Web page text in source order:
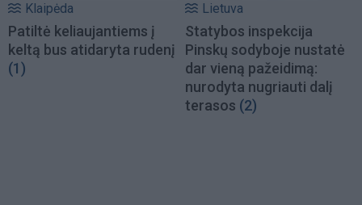
Klaipėda
Patiltė keliaujantiems į
keltą bus atidaryta rudenį
(1)
Lietuva
Statybos inspekcija
Pinskų sodyboje nustatė
dar vieną pažeidimą:
nurodyta nugriauti dalį
terasos (2)